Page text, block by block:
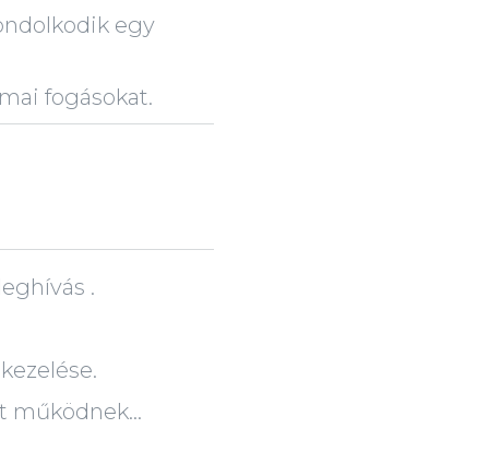
egy
fogásokat.
.
működnek...